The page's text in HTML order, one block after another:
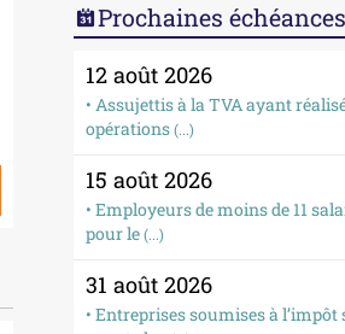
Prochaines échéances
12 août 2026
• Assujettis à la TVA ayant
opérations (...)
15 août 2026
• Employeurs de moins de 11
pour le (...)
31 août 2026
• Entreprises soumises à l’impôt